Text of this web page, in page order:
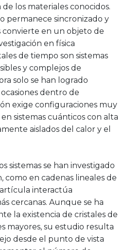
los materiales conocidos.
permanece sincronizado y
convierte en un objeto de
en física
de tiempo son sistemas
y complejos de
solo se han logrado
dentro de
exige configuraciones muy
sistemas cuánticos con alta
aislados del calor y el
sistemas se han investigado
como en cadenas lineales de
interactúa
cercanas. Aunque se ha
la existencia de cristales de
mayores, su estudio resulta
desde el punto de vista